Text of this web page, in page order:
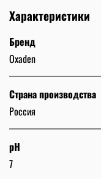
Характеристики
Бренд
Oxaden
Страна производства
Россия
pH
7